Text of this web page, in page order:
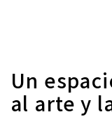
Un
al arte y